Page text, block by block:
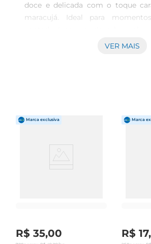
doce e delicada com o toque
maracujá. Ideal para
textura cremosa e sabor
facilita o consumo e proporciona
agradável a cada porção. O
controladas, facilitando o
apreciado sozinho,
VER MAIS
R$ 35,00 R$ 17,